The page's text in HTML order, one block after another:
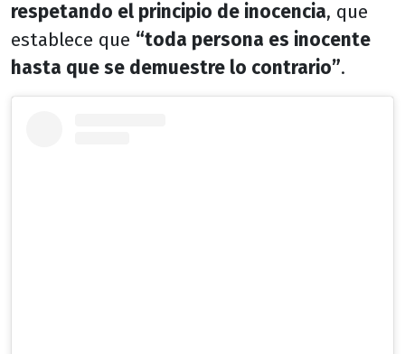
respetando el principio de inocencia, que
establece que “toda persona es inocente
hasta que se demuestre lo contrario”.